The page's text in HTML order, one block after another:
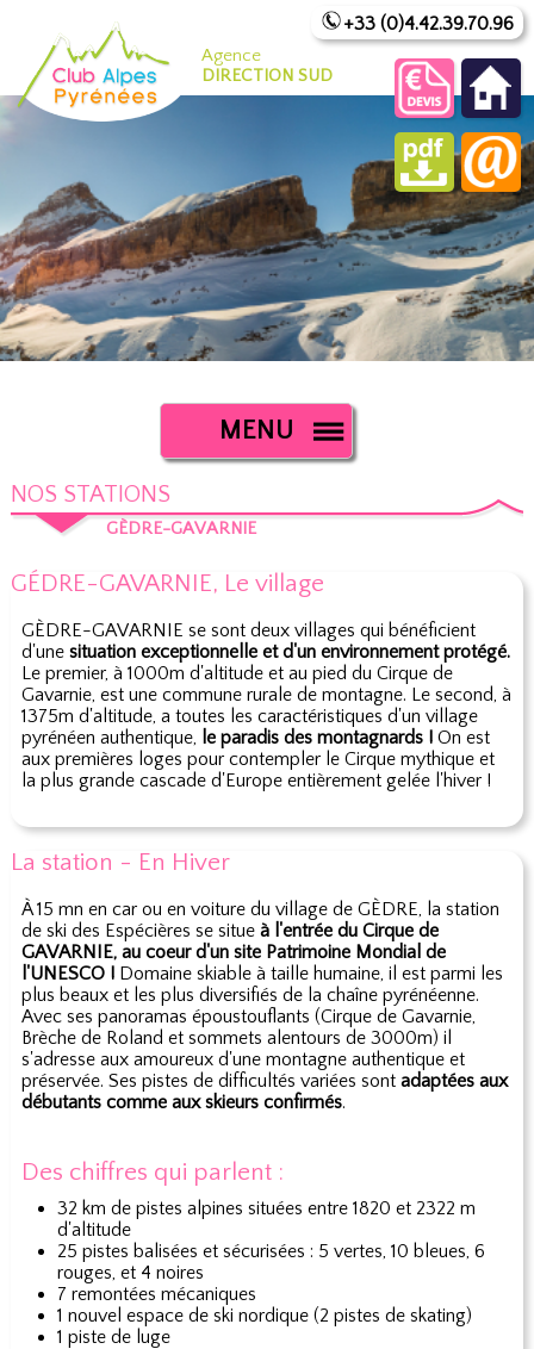
Agence
DIRECTION SUD
+33 (0)4.42.39.70.96
MENU
NOS STATIONS
GÈDRE-GAVARNIE
GÉDRE-GAVARNIE, Le village
GÈDRE-GAVARNIE se sont deux villages qui bénéficient
d'une situation exceptionnelle et d'un environnement protégé.
Le premier, à 1000m d'altitude et au pied du Cirque de
Gavarnie, est une commune rurale de montagne. Le second, à
1375m d'altitude, a toutes les caractéristiques d'un village
pyrénéen authentique, le paradis des montagnards ! On est
aux premières loges pour contempler le Cirque mythique et
la plus grande cascade d'Europe entièrement gelée l'hiver !
La station - En Hiver
À 15 mn en car ou en voiture du village de GÈDRE, la station
de ski des Espécières se situe à l'entrée du Cirque de
GAVARNIE, au coeur d'un site Patrimoine Mondial de
l'UNESCO ! Domaine skiable à taille humaine, il est parmi les
plus beaux et les plus diversifiés de la chaîne pyrénéenne.
Avec ses panoramas époustouflants (Cirque de Gavarnie,
Brèche de Roland et sommets alentours de 3000m) il
s'adresse aux amoureux d'une montagne authentique et
préservée. Ses pistes de difficultés variées sont adaptées aux
débutants comme aux skieurs confirmés.
Des chiffres qui parlent :
32 km de pistes alpines situées entre 1820 et 2322 m
d'altitude
25 pistes balisées et sécurisées : 5 vertes, 10 bleues, 6
rouges, et 4 noires
7 remontées mécaniques
1 nouvel espace de ski nordique (2 pistes de skating)
1 piste de luge